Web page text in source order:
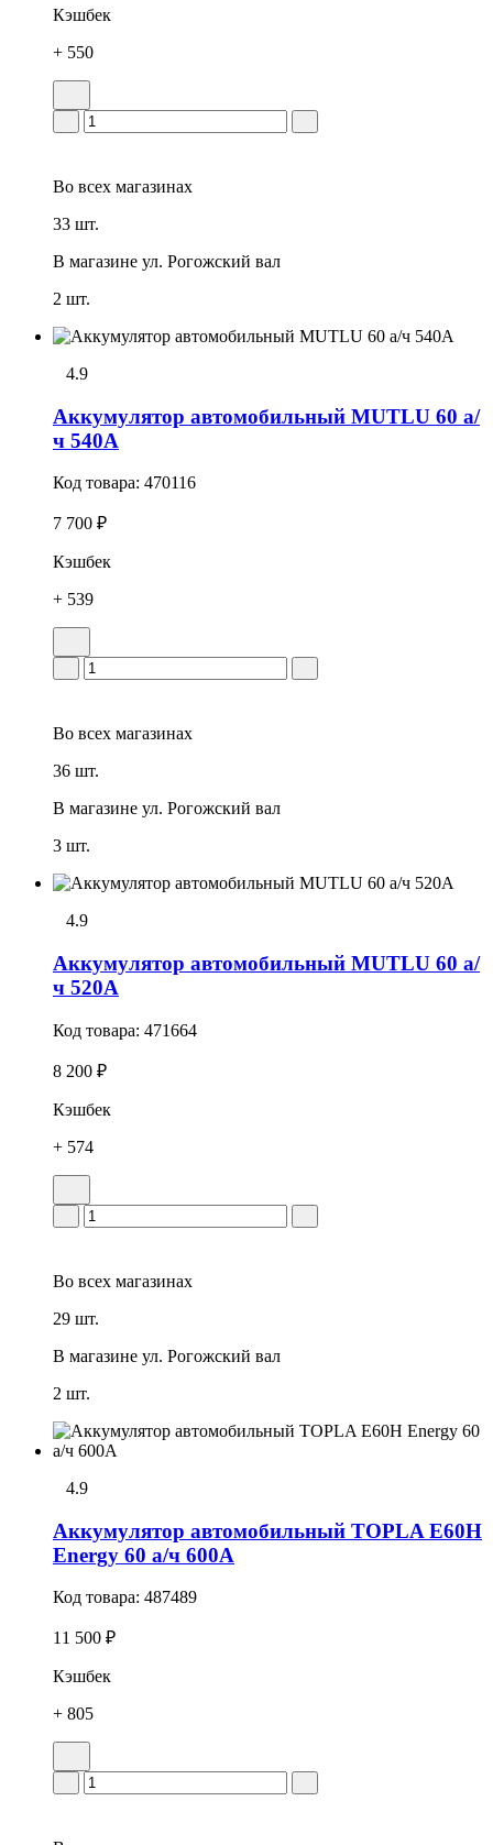
Кэшбек
+ 550
Во всех магазинах
33 шт.
В магазине ул. Рогожский вал
2 шт.
4.9
Аккумулятор автомобильный MUTLU 60 а/
ч 540А
Код товара: 470116
7 700 ₽
Кэшбек
+ 539
Во всех магазинах
36 шт.
В магазине ул. Рогожский вал
3 шт.
4.9
Аккумулятор автомобильный MUTLU 60 а/
ч 520А
Код товара: 471664
8 200 ₽
Кэшбек
+ 574
Во всех магазинах
29 шт.
В магазине ул. Рогожский вал
2 шт.
4.9
Аккумулятор автомобильный TOPLA E60H
Energy 60 а/ч 600А
Код товара: 487489
11 500 ₽
Кэшбек
+ 805